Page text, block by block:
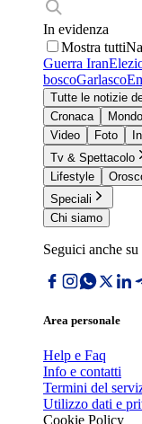
In evidenza
Mostra tutti
Guerra Iran
boscoGarlasco
Tutte le notizie
Cronaca
Mondo
Video
Foto
Tv & Spettacolo
Lifestyle
Speciali
Chi siamo
Seguici anche su
Area personale
Help e Faq
Info e contatti
Termini del
Utilizzo dati e
Cookie Policy